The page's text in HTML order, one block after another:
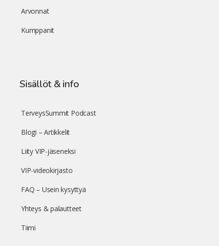
Arvonnat
Kumppanit
Sisällöt & info
TerveysSummit Podcast
Blogi – Artikkelit
Liity VIP-jäseneksi
VIP-videokirjasto
FAQ – Usein kysyttyä
Yhteys & palautteet
Tiimi